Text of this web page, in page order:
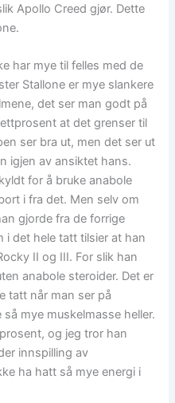
Apollo Creed gjør. Dette
har mye til felles med de
Stallone er mye slankere
det ser man godt på
at det grenser til
ser bra ut, men det ser ut
igjen av ansiktet hans.
for å bruke anabole
i fra det. Men selv om
gjorde fra de forrige
i det hele tatt tilsier at han
II og III. For slik han
anabole steroider. Det er
tatt når man ser på
mye muskelmasse heller.
og jeg tror han
innspilling av
ha hatt så mye energi i